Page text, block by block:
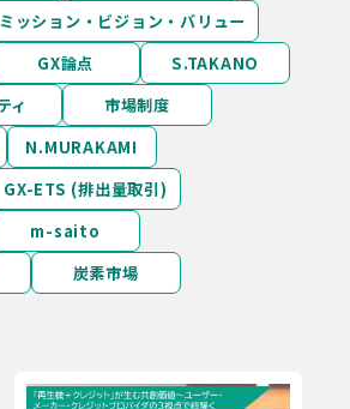
ッション・ビジョン・バリュー
GX論点
S.TAKANO
ィ
市場制度
N.MURAKAMI
GX-ETS (排出量取引)
m-saito
炭素市場